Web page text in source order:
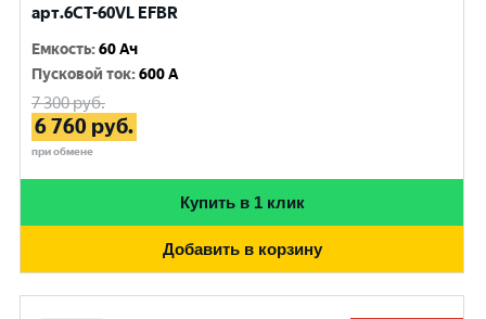
арт.6CТ-60VL EFBR
Емкость:60 Ач
Пусковой ток:600 A
7 300руб.
6 760 руб.
при обмене
Купить в 1 клик
Добавить в корзину